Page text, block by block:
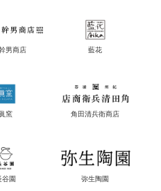
男商店 藍花
眞窯 角田清兵衛商店
谷園 弥生陶園